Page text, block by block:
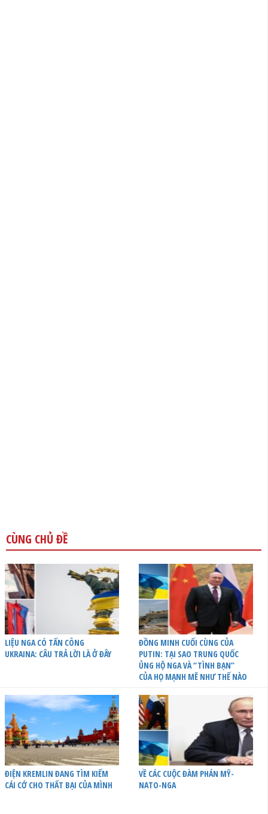
CÙNG CHỦ ĐỀ
LIỆU NGA CÓ TẤN CÔNG
UKRAINA: CÂU TRẢ LỜI LÀ Ở ĐÂY
ĐỒNG MINH CUỐI CÙNG CỦA
PUTIN: TẠI SAO TRUNG QUỐC
ỦNG HỘ NGA VÀ “TÌNH BẠN”
CỦA HỌ MẠNH MẼ NHƯ THẾ NÀO
ĐIỆN KREMLIN ĐANG TÌM KIẾM
CÁI CỚ CHO THẤT BẠI CỦA MÌNH
VỀ CÁC CUỘC ĐÀM PHÁN MỸ-
NATO-NGA